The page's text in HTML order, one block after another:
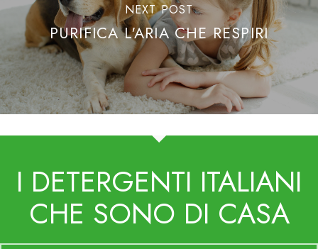
NEXT POST
PURIFICA L'ARIA CHE RESPIRI
I DETERGENTI ITALIANI
CHE SONO DI CASA